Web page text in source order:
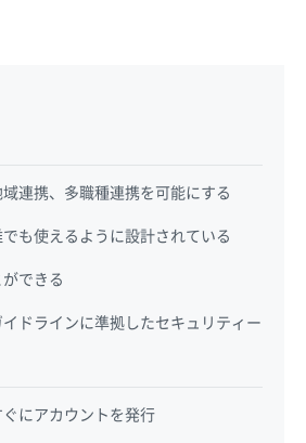
域連携、多職種連携を可能にする
でも使えるように設計されている
できる
ドラインに準拠したセキュリティー
にアカウントを発行